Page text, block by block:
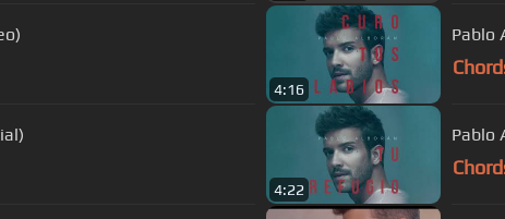
4:16
Pablo
4:22
Pablo